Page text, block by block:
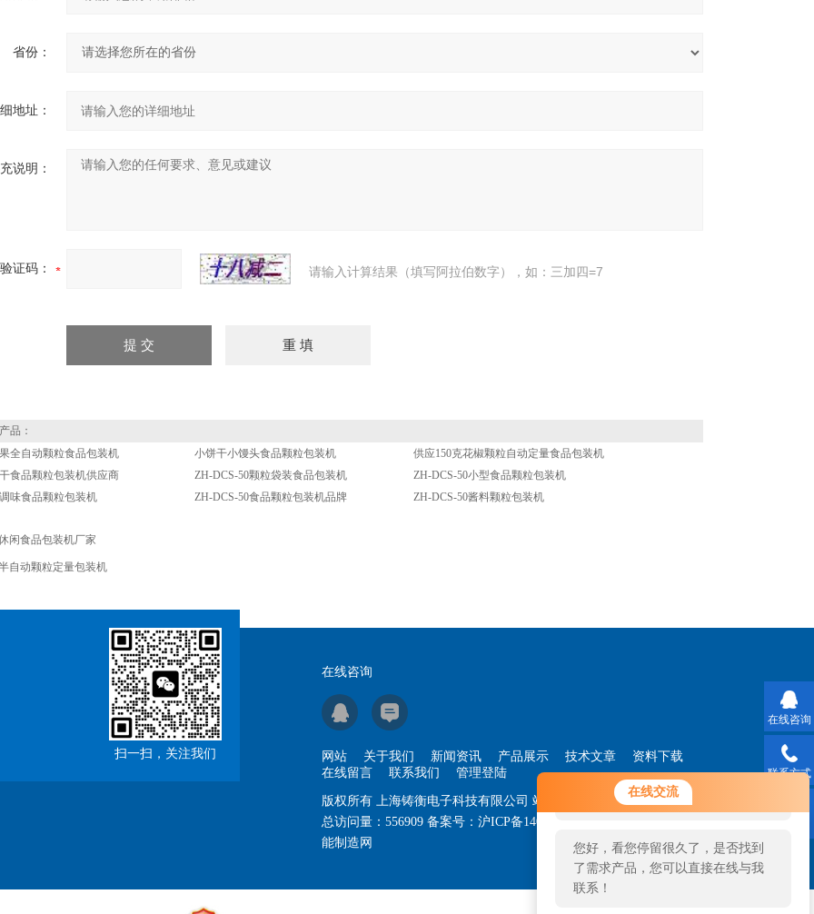
在线交流
您好！欢迎前来咨询，很高兴为您
服务，请问您要咨询什么问题呢？
您好，看您停留很久了，是否找到
了需求产品，您可以直接在线与我
联系！
省份：
地址：
说明：
验证码： 请输入计算结果（填写阿拉伯数字），如：三加四=7
品：
全自动颗粒食品包装机
小饼干小馒头食品颗粒包装机
供应150克花椒颗粒自动定量食品包装机
食品颗粒包装机供应商
ZH-DCS-50颗粒袋装食品包装机
ZH-DCS-50小型食品颗粒包装机
味食品颗粒包装机
ZH-DCS-50食品颗粒包装机品牌 ZH-DCS-50酱料颗粒包装机
闲食品包装机厂家
自动颗粒定量包装机
扫一扫，关注我们
在线咨询
网站 关于我们 新闻资讯 产品展示 技术文章
资料下载
在线留言
联系我们 管理登陆
版权所有 上海铸衡电子科技有限公司 站点地图
总访问量： 556909 备案号： 沪ICP备14030360号-33
能制造网
在线咨询
联系方式